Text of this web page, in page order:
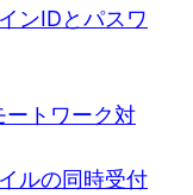
ンIDとパスワ
トワーク対
ルの同時受付